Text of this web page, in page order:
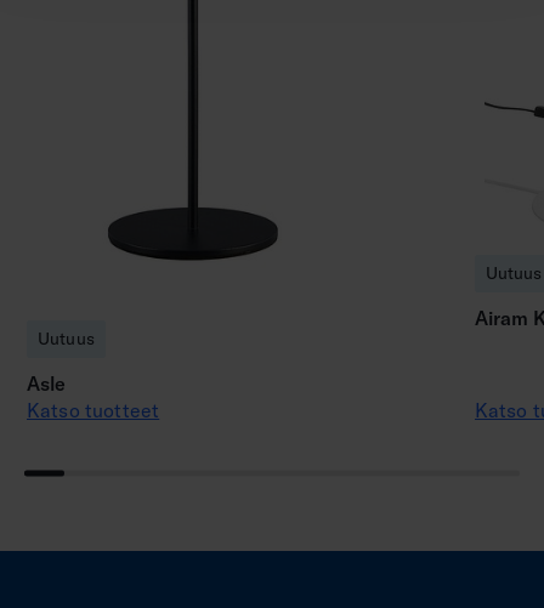
Uutuus
Asle
Katso tuotteet
Uutuus
Airam
Katso